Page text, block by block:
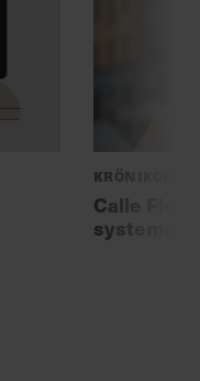
Krönikor
Calle
systemet